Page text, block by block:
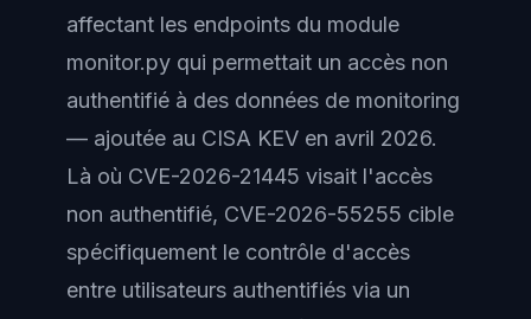
affectant les endpoints du module
monitor.py qui permettait un accès non
authentifié à des données de monitoring
— ajoutée au CISA KEV en avril 2026.
Là où CVE-2026-21445 visait l'accès
non authentifié, CVE-2026-55255 cible
spécifiquement le contrôle d'accès
entre utilisateurs authentifiés via un